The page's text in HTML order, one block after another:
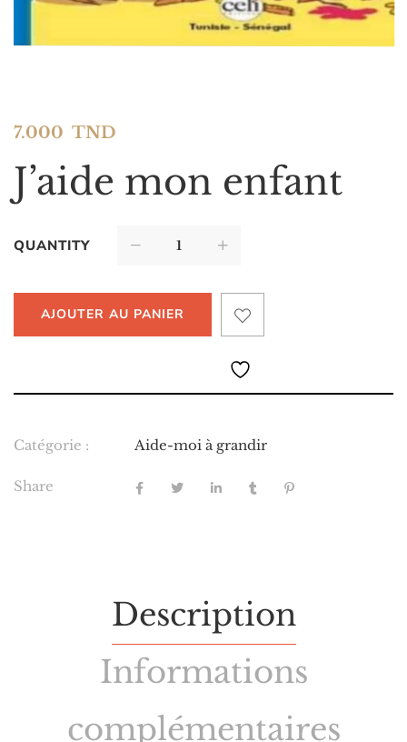
7.000 TND
J’aide mon enfant
QUANTITY
AJOUTER AU PANIER
Catégorie : Aide-moi à grandir
Share
Description
Informations
complémentaires